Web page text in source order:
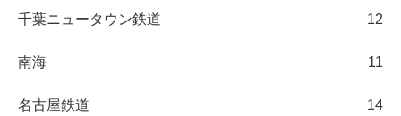
千葉ニュータウン鉄道 12
南海 11
名古屋鉄道 14